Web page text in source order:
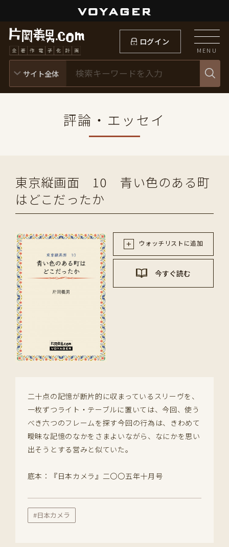
ログイン
MENU
評論・エッセイ
東京縦画面 10 青い色のある町
はどこだったか
ウォッチリストに追加
今すぐ読む
二十点の記憶が断片的に収まっているスリーヴを、
一枚ずつライト・テーブルに置いては、今回、使う
べき六つのフレームを探す今回の行為は、きわめて
曖昧な記憶のなかをさまよいながら、なにかを思い
出そうとする営みと似ていた。
底本：『日本カメラ』二〇〇五年十月号
#日本カメラ